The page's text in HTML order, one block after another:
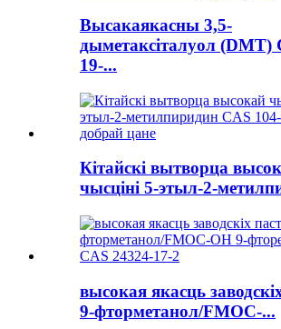
Высакаякасны 3,5-
дыметаксіталуол (DMT)
19-...
Кітайскі вытворца
чысціні 5-этыл-2-
высокая якасць
9-фторметанол/FMOC-...